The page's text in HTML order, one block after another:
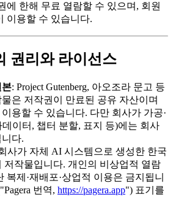
에 한해 무료 열람할 수 있으며, 회원
이용할 수 있습니다.
권리와 라이선스
본: Project Gutenberg, 아오조라 문고 등
은 저작권이 만료된 공유 자산이며
용할 수 있습니다. 다만 회사가 가공·
이터, 챕터 분할, 표지 등)에는 회사
다.
사가 자체 AI 시스템으로 생성한 한국
저작물입니다. 개인의 비상업적 열람
복제·재배포·상업적 이용은 금지됩니
번역, https://pagera.app") 표기를